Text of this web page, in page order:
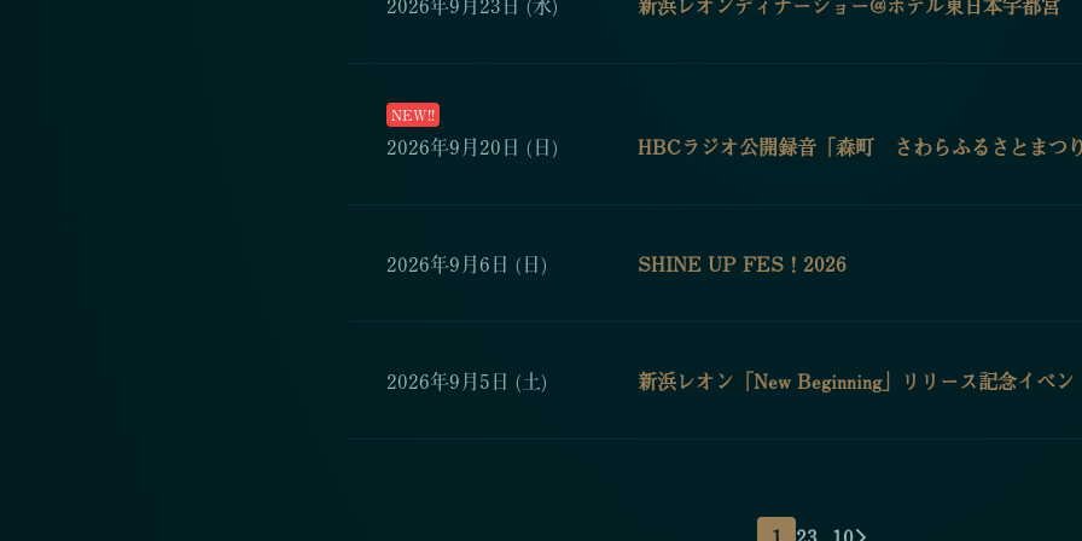
NEW!!
2026年9月20日 (日) HBCラジオ公開録音「森町 さわらふるさとまつ
2026年9月6日 (日) SHINE UP FES！2026
2026年9月5日 (土) 新浜レオン「New Beginning」リリース記念イベン